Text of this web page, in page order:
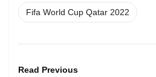
Fifa World Cup Qatar 2022
Read Previous